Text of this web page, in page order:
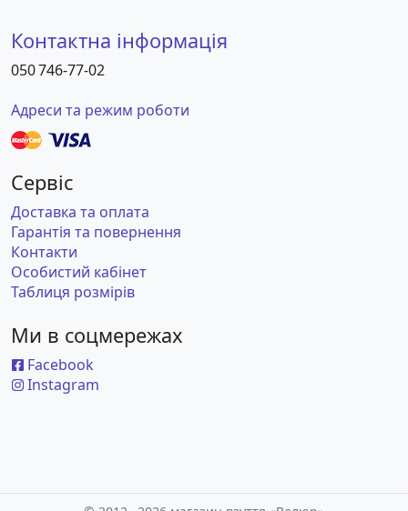
Контактна інформація
050 746-77-02
Адреси та режим роботи
Сервіс
Доставка та оплата
Гарантія та повернення
Контакти
Особистий кабінет
Таблиця розмірів
Ми в соцмережах
Facebook
Instagram